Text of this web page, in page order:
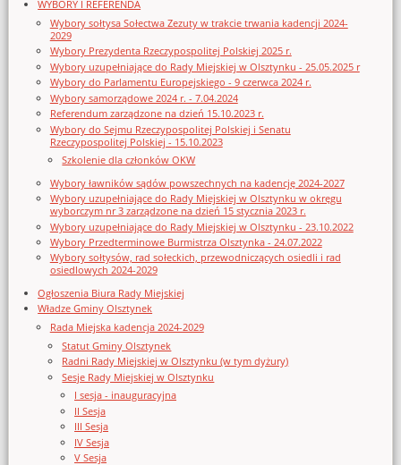
WYBORY I REFERENDA
Wybory sołtysa Sołectwa Zezuty w trakcie trwania kadencji 2024-
2029
Wybory Prezydenta Rzeczypospolitej Polskiej 2025 r.
Wybory uzupełniające do Rady Miejskiej w Olsztynku - 25.05.2025 r
Wybory do Parlamentu Europejskiego - 9 czerwca 2024 r.
Wybory samorządowe 2024 r. - 7.04.2024
Referendum zarządzone na dzień 15.10.2023 r.
Wybory do Sejmu Rzeczypospolitej Polskiej i Senatu
Rzeczypospolitej Polskiej - 15.10.2023
Szkolenie dla członków OKW
Wybory ławników sądów powszechnych na kadencję 2024-2027
Wybory uzupełniające do Rady Miejskiej w Olsztynku w okręgu
wyborczym nr 3 zarządzone na dzień 15 stycznia 2023 r.
Wybory uzupełniające do Rady Miejskiej w Olsztynku - 23.10.2022
Wybory Przedterminowe Burmistrza Olsztynka - 24.07.2022
Wybory sołtysów, rad sołeckich, przewodniczących osiedli i rad
osiedlowych 2024-2029
Ogłoszenia Biura Rady Miejskiej
Władze Gminy Olsztynek
Rada Miejska kadencja 2024-2029
Statut Gminy Olsztynek
Radni Rady Miejskiej w Olsztynku (w tym dyżury)
Sesje Rady Miejskiej w Olsztynku
I sesja - inauguracyjna
II Sesja
III Sesja
IV Sesja
V Sesja